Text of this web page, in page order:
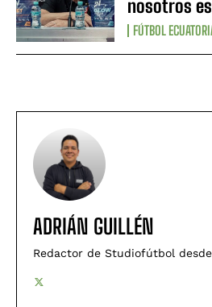
nosotros
FÚTBOL
ADRIÁN GUILLÉN
Redactor de Studiofútbol desde